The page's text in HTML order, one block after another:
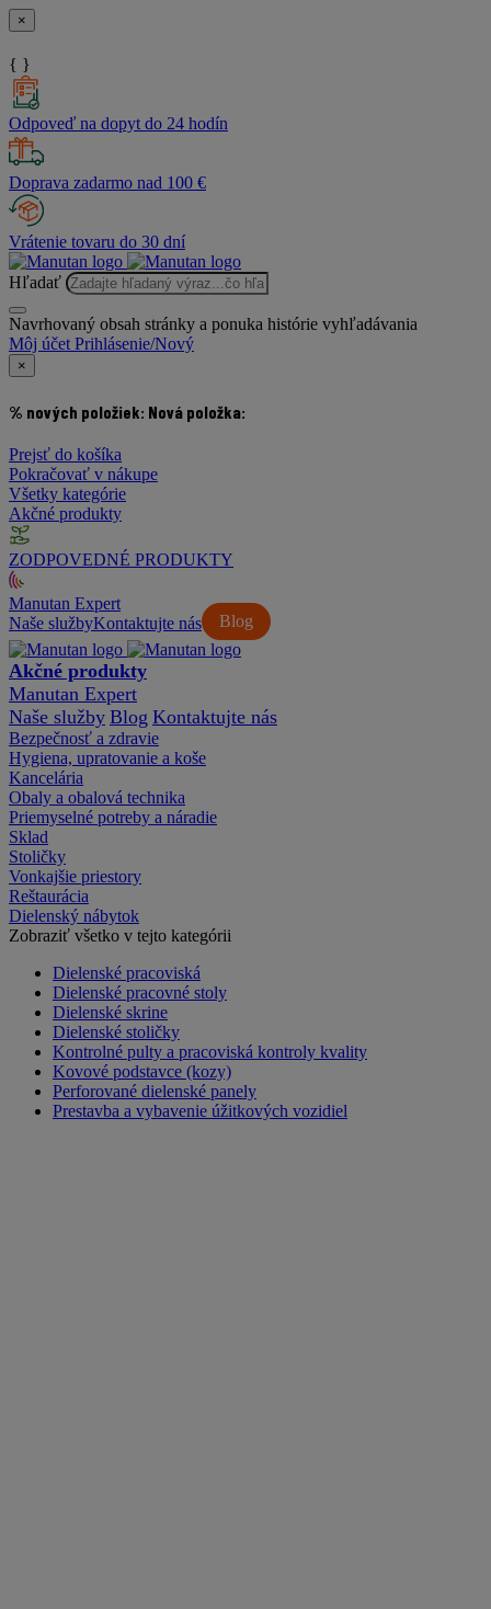
×
{ }
Odpoveď na dopyt do 24 hodín
Doprava zadarmo nad 100 €
Vrátenie tovaru do 30 dní
Hľadať
Navrhovaný obsah stránky a ponuka histórie vyhľadávania
Môj účet Prihlásenie/Nový
×
% nových položiek: Nová položka:
Prejsť do košíka
Pokračovať v nákupe
Všetky kategórie
Akčné produkty
ZODPOVEDNÉ PRODUKTY
Manutan Expert
Naše služby
Blog
Kontaktujte nás
Akčné produkty
Manutan Expert
Naše služby Blog Kontaktujte nás
Bezpečnosť a zdravie
Hygiena, upratovanie a koše
Kancelária
Obaly a obalová technika
Priemyselné potreby a náradie
Sklad
Stoličky
Vonkajšie priestory
Reštaurácia
Dielenský nábytok
Zobraziť všetko v tejto kategórii
Dielenské pracoviská
Dielenské pracovné stoly
Dielenské skrine
Dielenské stoličky
Kontrolné pulty a pracoviská kontroly kvality
Kovové podstavce (kozy)
Perforované dielenské panely
Prestavba a vybavenie úžitkových vozidiel